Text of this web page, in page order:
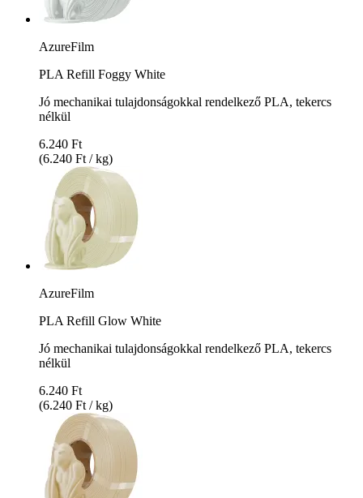
AzureFilm
PLA Refill Foggy White
Jó mechanikai tulajdonságokkal rendelkező PLA, tekercs
nélkül
6.240 Ft
(6.240 Ft / kg)
AzureFilm
PLA Refill Glow White
Jó mechanikai tulajdonságokkal rendelkező PLA, tekercs
nélkül
6.240 Ft
(6.240 Ft / kg)